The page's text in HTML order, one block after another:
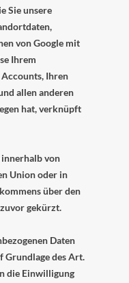
Sie unsere
von Google mit
Ihrem
Ihren
allen anderen
hat, verknüpft
innerhalb von
Union oder in
über den
gekürzt.
Daten
des Art.
die Einwilligung